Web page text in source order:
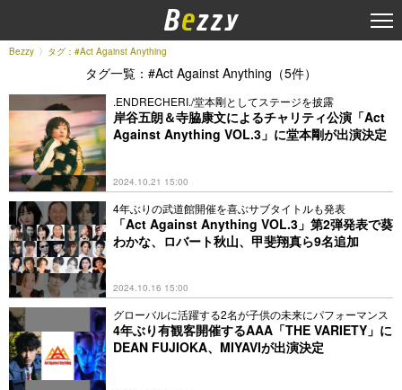
Bezzy タグ：#Act Against Anything
タグ一覧：#Act Against Anything（5件）
.ENDRECHERI./堂本剛としてステージを披露
岸谷五朗＆寺脇康文によるチャリティ公演「Act
Against Anything VOL.3」に堂本剛が出演決定
2024.10.21 15:00
4年ぶりの武道館開催を喜ぶサブタイトルも発表
「Act Against Anything VOL.3」第2弾発表で葵
わかな、ロバート秋山、甲斐翔真ら9名追加
2024.10.16 15:00
グローバルに活躍する2名が子供の未来にパフォーマンス
4年ぶり有観客開催するAAA「THE VARIETY」に
DEAN FUJIOKA、MIYAVIが出演決定